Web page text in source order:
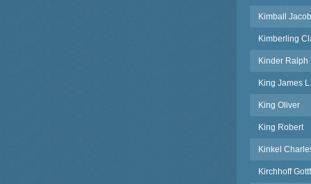
Kimball Jacob
Kimberling
Kinder Ralph
King James L.
King Oliver
King Robert
Kinkel
Kirchhoff